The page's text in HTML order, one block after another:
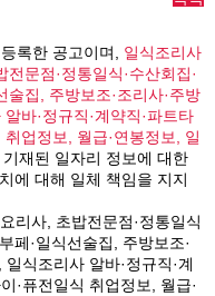
록한 공고이며, 일식조리사
문점·정통일식·수산회집·
술집, 주방보조·조리사·주방
바·정규직·계약직·파트타
업정보, 월급·연봉정보, 일
재된 일자리 정보에 대한
에 대해 일체 책임을 지지
리사, 초밥전문점·정통일식
페·일식선술집, 주방보조·
식조리사 알바·정규직·계
·퓨전일식 취업정보, 월급·